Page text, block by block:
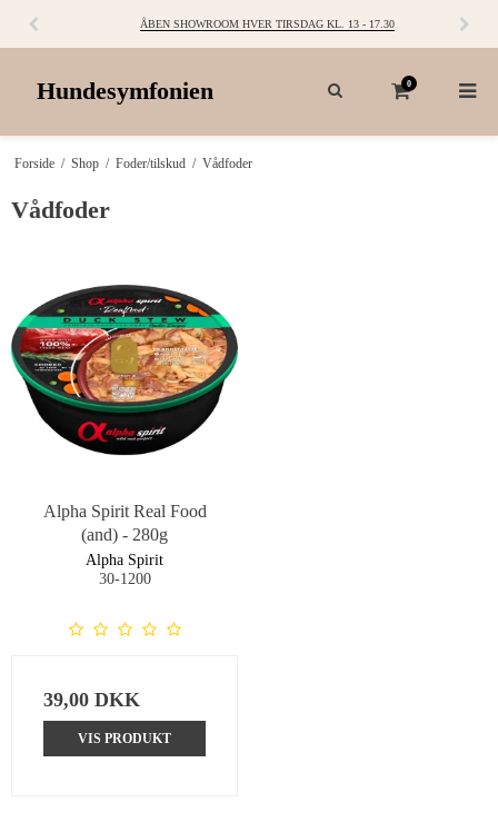
ÅBEN SHOWROOM HVER TIRSDAG KL. 13 - 17.30
Hundesymfonien 0
Forside / Shop / Foder/tilskud / Vådfoder
Vådfoder
Alpha Spirit Real Food
(and) - 280g
Alpha Spirit
30-1200
39,00 DKK
VIS PRODUKT